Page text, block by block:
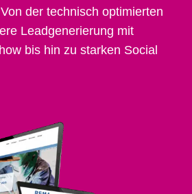
der technisch optimierten
Leadgenerierung mit
bis hin zu starken Social